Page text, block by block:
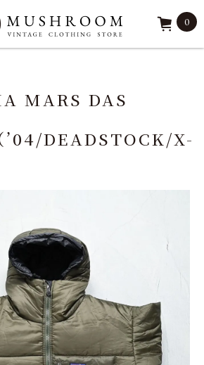
0
MARS DAS
DEADSTOCK/X-